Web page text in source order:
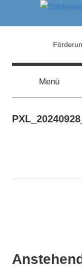
Alsfeld
e.V.
Menü